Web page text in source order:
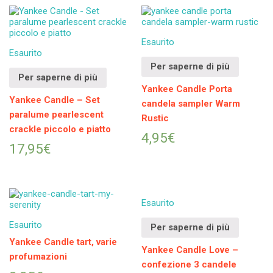
Esaurito
Per saperne di più
Yankee Candle – Set
paralume pearlescent
crackle piccolo e piatto
17,95€
Esaurito
Per saperne di più
Yankee Candle Porta
candela sampler Warm
Rustic
4,95€
Esaurito
Yankee Candle tart, varie
profumazioni
Esaurito
Per saperne di più
Yankee Candle Love –
confezione 3 candele